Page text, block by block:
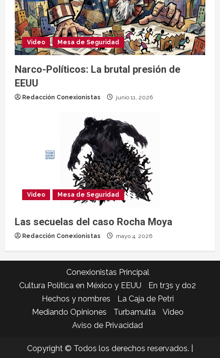
Video Mesa de Seguridad
Narco-Políticos: La brutal presión de
EEUU
Redacción Conexionistas junio 11, 2026
Video Mesa de Seguridad
Las secuelas del caso Rocha Moya
Redacción Conexionistas mayo 4, 2026
Conexionistas Principal
Cultura Política en México y EEUU
En tr3s y do2
Hechos y nombres
La Caja de Petri
Mediando Opiniones
Turbamulta
Video
Aviso de Privacidad
Copyright © Todos los derechos reservados.